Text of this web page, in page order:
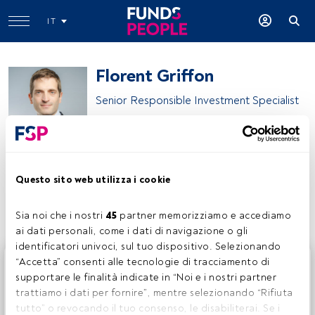
Questo sito web utilizza i cookie
Sia noi che i nostri 45 partner memorizziamo e accediamo
ai dati personali, come i dati di navigazione o gli
identificatori univoci, sul tuo dispositivo. Selezionando
“Accetta” consenti alle tecnologie di tracciamento di
supportare le finalità indicate in “Noi e i nostri partner
trattiamo i dati per fornire”, mentre selezionando “Rifiuta
tutto” o revocando il tuo consenso, le disabiliterai. Se i
IT
Florent Griffon
Senior Responsible Investment Specialist
Condividi:
Questo è un articolo riservato agli utenti FundsPeople. Se
sei già registrato, accedi tramite il pulsante Login. Se non
hai ancora un account, ti invitiamo a registrarti per scoprire
tutti i contenuti che FundsPeople ha da offrire.